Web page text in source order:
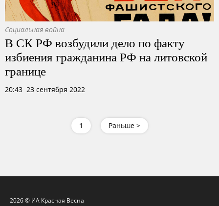
Социальная война
В СК РФ возбудили дело по факту
избиения гражданина РФ на литовской
границе
20:43 23 сентября 2022
1 Раньше >
2026 © ИА Красная Весна